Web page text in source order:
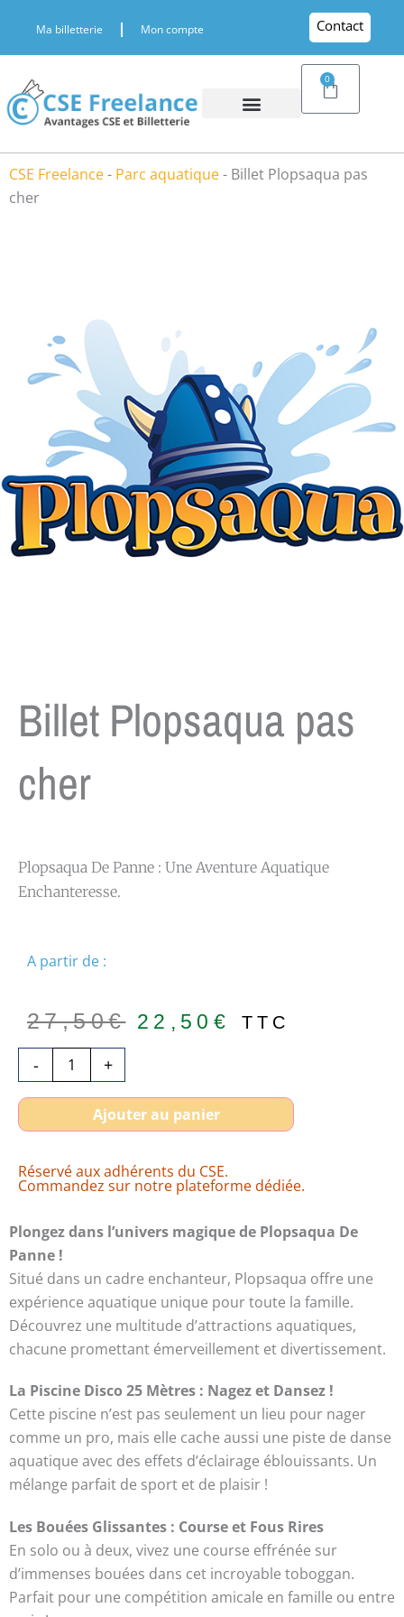
contenu
Ma billetterie Mon compte Contact
0
Panier
CSE Freelance- Parc aquatique- Billet Plopsaqua pas
cher
Billet Plopsaqua pas
cher
Plopsaqua De Panne : Une Aventure Aquatique
Enchanteresse.
A partir de :
27,50€ Le
27,50€.
22,50 €
Le
22,50€.
TTC
-
quantité
de
Billet
Plopsaqua
cher
+
Ajouter au panier
Réservé aux adhérents du CSE.
Commandez sur notre plateforme dédiée.
Plongez dans l’univers magique de Plopsaqua De
Panne !
Situé dans un cadre enchanteur, Plopsaqua offre une
expérience aquatique unique pour toute la famille.
Découvrez une multitude d’attractions aquatiques,
chacune promettant émerveillement et divertissement.
La Piscine Disco 25 Mètres : Nagez et Dansez !
Cette piscine n’est pas seulement un lieu pour nager
comme un pro, mais elle cache aussi une piste de danse
aquatique avec des effets d’éclairage éblouissants. Un
mélange parfait de sport et de plaisir !
Les Bouées Glissantes : Course et Fous Rires
En solo ou à deux, vivez une course effrénée sur
d’immenses bouées dans cet incroyable toboggan.
Parfait pour une compétition amicale en famille ou entre